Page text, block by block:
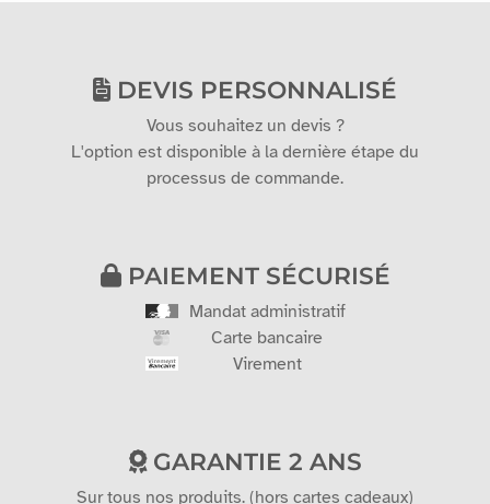
DEVIS PERSONNALISÉ
Vous souhaitez un devis ?
L'option est disponible à la dernière étape du
processus de commande.
PAIEMENT SÉCURISÉ
Mandat administratif
Carte bancaire
Virement
GARANTIE 2 ANS
Sur tous nos produits. (hors cartes cadeaux)